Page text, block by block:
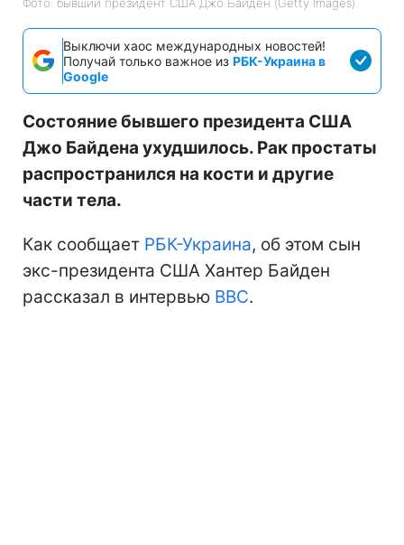
Выключи хаос международных новостей!
Получай только важное из РБК-Украина в
Google
Состояние бывшего президента США
Джо Байдена ухудшилось. Рак простаты
распространился на кости и другие
части тела.
Как сообщает РБК-Украина, об этом сын
экс-президента США Хантер Байден
рассказал в интервью BBC.